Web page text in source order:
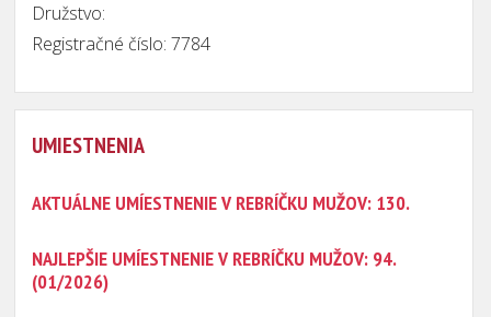
Družstvo:
Registračné číslo: 7784
UMIESTNENIA
AKTUÁLNE UMÍESTNENIE V REBRÍČKU MUŽOV: 130.
NAJLEPŠIE UMÍESTNENIE V REBRÍČKU MUŽOV: 94.
(01/2026)